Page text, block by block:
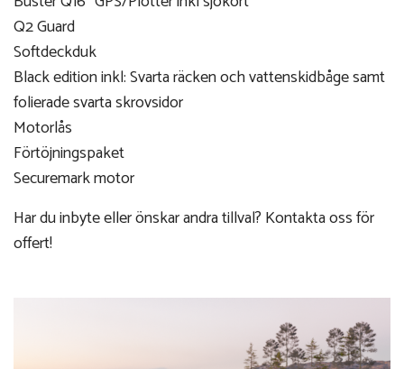
Q2 Guard
Softdeckduk
Black edition inkl: Svarta räcken och vattenskidbåge samt
folierade svarta skrovsidor
Motorlås
Förtöjningspaket
Securemark motor
Har du inbyte eller önskar andra tillval? Kontakta oss för
offert!